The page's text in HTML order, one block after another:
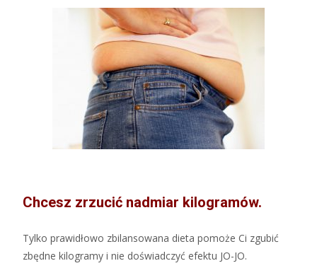
Chcesz zrzucić nadmiar kilogramów.
Tylko prawidłowo zbilansowana dieta pomoże Ci zgubić
zbędne kilogramy i nie doświadczyć efektu JO-JO.